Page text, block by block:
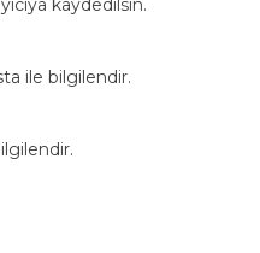
ile bilgilendir.